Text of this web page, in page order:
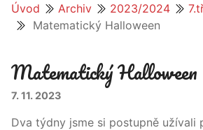
Úvod Archiv 2023/2024
Matematický Halloween
Matematický Halloween
7. 11. 2023
Dva týdny jsme si postupně užívali